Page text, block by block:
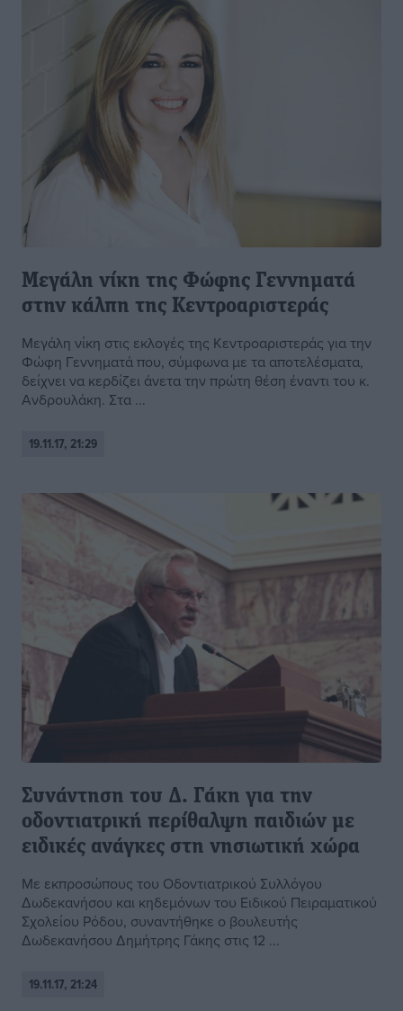
Μεγάλη νίκη της Φώφης Γεννηματά
στην κάλπη της Κεντροαριστεράς
Μεγάλη νίκη στις εκλογές της Κεντροαριστεράς για την
Φώφη Γεννηματά που, σύμφωνα με τα αποτελέσματα,
δείχνει να κερδίζει άνετα την πρώτη θέση έναντι του κ.
Ανδρουλάκη. Στα ...
19.11.17, 21:29
Συνάντηση του Δ. Γάκη για την
οδοντιατρική περίθαλψη παιδιών με
ειδικές ανάγκες στη νησιωτική χώρα
Με εκπροσώπους του Οδοντιατρικού Συλλόγου
Δωδεκανήσου και κηδεμόνων του Ειδικού Πειραματικού
Σχολείου Ρόδου, συναντήθηκε ο βουλευτής
Δωδεκανήσου Δημήτρης Γάκης στις 12 ...
19.11.17, 21:24